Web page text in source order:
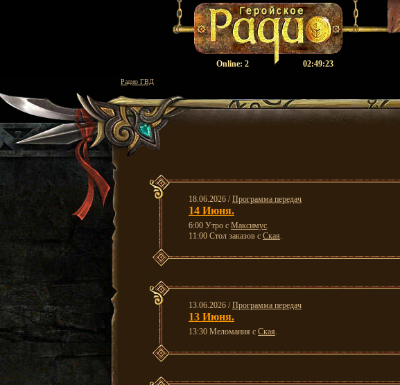
Оnline: 2 02:49:24
Радио ГВД
18.06.2026 /Программа передач
14 Июня.
6:00 Утро с Максимус.
11:00 Стол заказов с Ская.
13.06.2026 /Программа передач
13 Июня.
13:30 Меломания с Ская.